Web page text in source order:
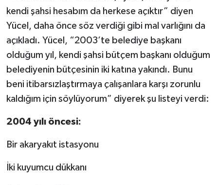
kendi şahsi hesabım da herkese açıktır” diyen
Yücel, daha önce söz verdiği gibi mal varlığını da
açıkladı. Yücel, “2003’te belediye başkanı
olduğum yıl, kendi şahsi bütçem başkanı olduğum
belediyenin bütçesinin iki katına yakındı. Bunu
beni itibarsızlaştırmaya çalışanlara karşı zorunlu
kaldığım için söylüyorum” diyerek şu listeyi verdi:
2004 yılı öncesi:
Bir akaryakıt istasyonu
İki kuyumcu dükkanı